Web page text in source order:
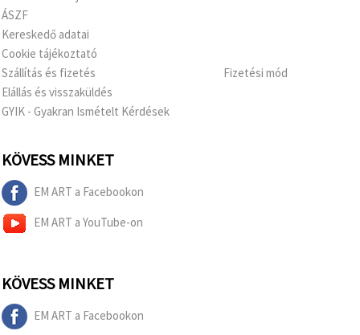
ÁSZF
Kereskedő adatai
Cookie tájékoztató
Szállítás és fizetés
Elállás és visszaküldés
GYIK - Gyakran Ismételt Kérdések
Fizetési mód
KÖVESS MINKET
EM ART a Facebookon
EM ART a YouTube-on
KÖVESS MINKET
EM ART a Facebookon